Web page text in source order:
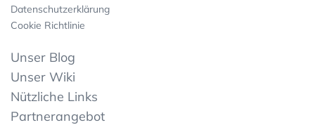
Datenschutzerklärung
Cookie Richtlinie
Unser Blog
Unser Wiki
Nützliche Links
Partnerangebot